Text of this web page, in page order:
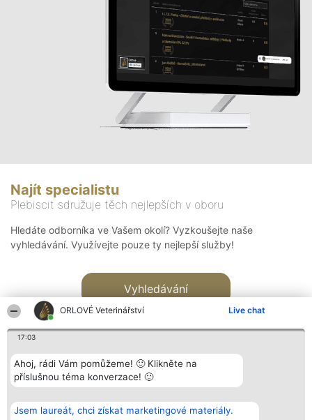
ORLOVÉ Veterinářství Live chat
17:03
Ahoj, rádi Vám pomůžeme! 🙂 Klikněte na
příslušnou téma konverzace! 🙂
Jsem laureát, chci získat marketingové materiály.
Najít specialistu
Plebiscit sdružuje těch nejlepších v oboru
Hledáte odborníka ve Vašem okolí? Vyzkoušejte naše
vyhledávání. Využívejte pouze ty nejlepší služby!
Vyhledávání
Bright Side Solutions sp. z o.
o. sp. k.
Vítězové
Seznam všech
Kontakt